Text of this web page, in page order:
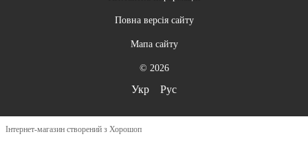
Повна версія сайту
Мапа сайту
© 2026
Укр Рус
Інтернет-магазин створений з Хорошоп